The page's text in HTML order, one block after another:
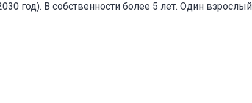
год). В собственности более 5 лет. Один